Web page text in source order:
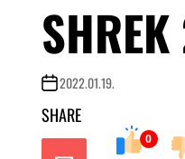
2022.01.19.
SHARE
0